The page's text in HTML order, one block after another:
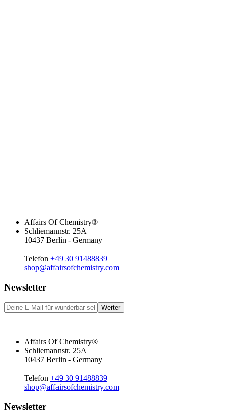
Affairs Of Chemistry®
Schliemannstr. 25A
10437 Berlin - Germany
Telefon +49 30 91488839
shop@affairsofchemistry.com
Newsletter
Weiter
Affairs Of Chemistry®
Schliemannstr. 25A
10437 Berlin - Germany
Telefon +49 30 91488839
shop@affairsofchemistry.com
Newsletter